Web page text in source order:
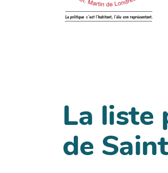
La liste
de